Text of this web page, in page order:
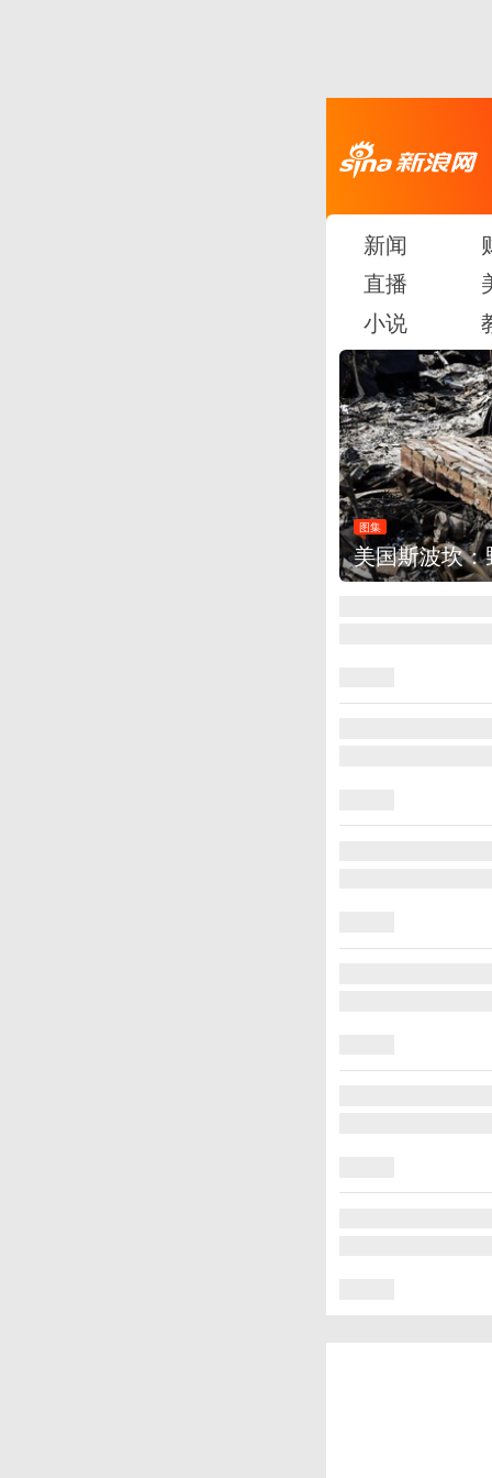
新闻
直播
小说
图集
美国斯波坎